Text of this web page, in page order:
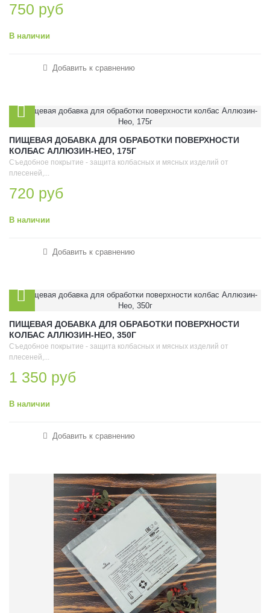
750 руб
В наличии
Добавить к сравнению
ПИЩЕВАЯ ДОБАВКА ДЛЯ ОБРАБОТКИ ПОВЕРХНОСТИ
КОЛБАС АЛЛЮЗИН-НЕО, 175Г
Съедобное покрытие - защита колбасных и мясных изделий от
плесеней,...
720 руб
В наличии
Добавить к сравнению
ПИЩЕВАЯ ДОБАВКА ДЛЯ ОБРАБОТКИ ПОВЕРХНОСТИ
КОЛБАС АЛЛЮЗИН-НЕО, 350Г
Съедобное покрытие - защита колбасных и мясных изделий от
плесеней,...
1 350 руб
В наличии
Добавить к сравнению